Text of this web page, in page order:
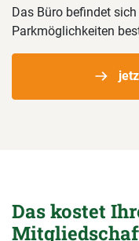
Das Büro befindet
Parkmöglichkeiten
Das kostet